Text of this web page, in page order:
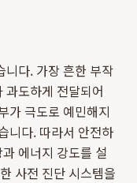
니다. 가장 흔한 부작
도하게 전달되어
가 극도로 예민해지
니다. 따라서 안전하
에너지 강도를 설
사전 진단 시스템을